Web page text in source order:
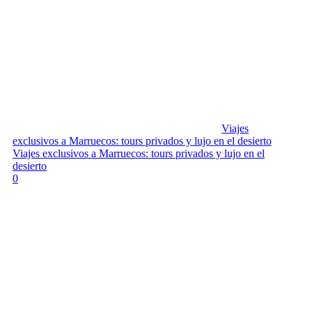
Viajes
exclusivos a Marruecos: tours privados y lujo en el desierto
Viajes exclusivos a Marruecos: tours privados y lujo en el
desierto
0